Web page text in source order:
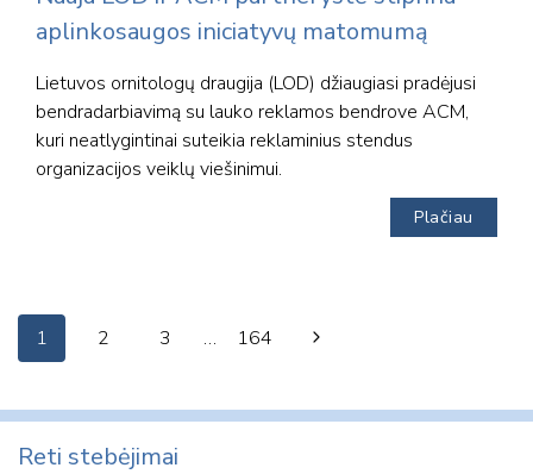
aplinkosaugos iniciatyvų matomumą
Lietuvos ornitologų draugija (LOD) džiaugiasi pradėjusi
bendradarbiavimą su lauko reklamos bendrove ACM,
kuri neatlygintinai suteikia reklaminius stendus
organizacijos veiklų viešinimui.
Plačiau
Page
1 2 3 … 164
Next
Reti stebėjimai